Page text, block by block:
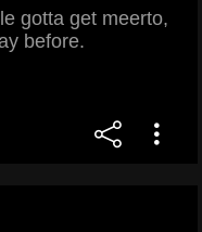
gotta get meerto,
before.